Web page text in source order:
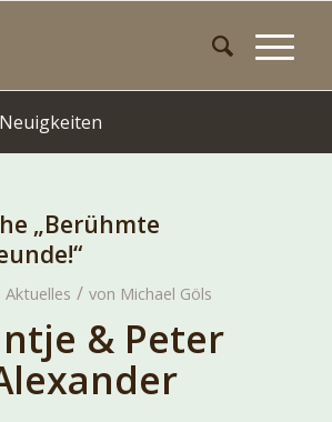
„Berühmte
Aktuelles / von Michael Göls
& Peter